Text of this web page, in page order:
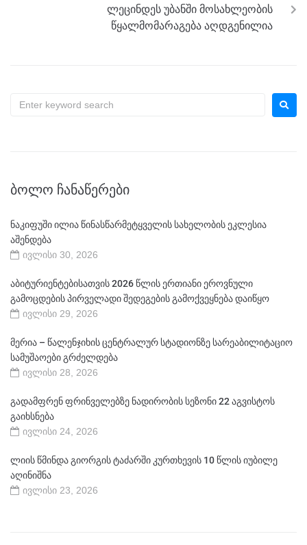
ლეცინდეს უბანში მოსახლეობის
წყალმომარაგება აღდგენილია
ᲑᲝᲚᲝ ᲩᲐᲜᲐᲬᲔᲠᲔᲑᲘ
ნაკიფუში ილია წინასწარმეტყველის სახელობის ეკლესია
აშენდება
ივლისი 30, 2026
აბიტურიენტებისათვის 2026 წლის ერთიანი ეროვნული
გამოცდების პირველადი შედეგების გამოქვეყნება დაიწყო
ივლისი 29, 2026
მერია – წალენჯიხის ცენტრალურ სტადიონზე სარეაბილიტაციო
სამუშაოები გრძელდება
ივლისი 28, 2026
გადამფრენ ფრინველებზე ნადირობის სეზონი 22 აგვისტოს
გაიხსნება
ივლისი 24, 2026
ლიის წმინდა გიორგის ტაძარში კურთხევის 10 წლის იუბილე
აღინიშნა
ივლისი 23, 2026